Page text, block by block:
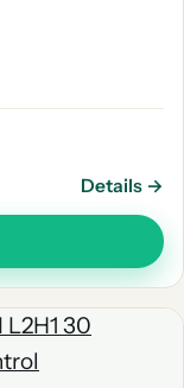
Details →